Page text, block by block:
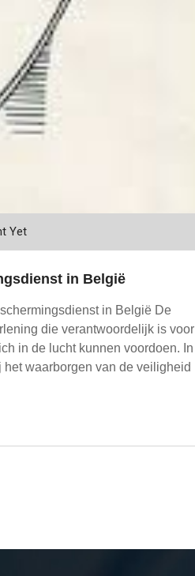
Yet
in België
in België De
die verantwoordelijk is voor
in de lucht kunnen voordoen. In
waarborgen van de veiligheid